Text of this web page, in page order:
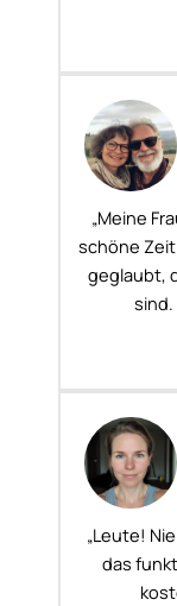
„Meine
schöne Zeit
geglaubt,
sind.
„Leute!
das